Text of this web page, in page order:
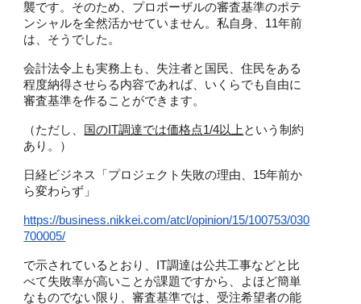
襲です。そのため、プロポーザルの審査基準のポテ
ンシャルを全然活かせていません。私自身、11年前
は、そうでした。
会計法令上も実務上も、失注者と国民、住民をある
程度納得させらる内容であれば、いくらでも自由に
審査基準を作ることができます。
（ただし、 国のIT調達では価格点1/4以上 という制約
あり。）
日経ビジネス「プロジェクト失敗の理由、15年前か
ら変わらず」
https://business.nikkei.com/atcl/opinion/15/100753/030
700005/
で示されているとおり、IT調達は公共工事などと比
べて失敗率が高いことが課題ですから、よほど簡単
なものでない限り、審査基準では、受注希望者の能